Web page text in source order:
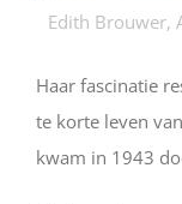
Edith Brouwer,
Haar fascinatie
te korte leven
kwam in 1943